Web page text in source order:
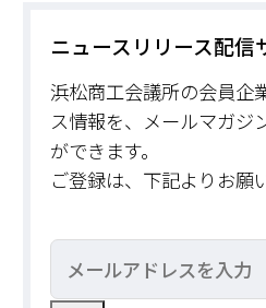
ニュースリリース配信
浜松商工会議所の会員企
ス情報を、メールマガジ
ができます。
ご登録は、下記よりお願